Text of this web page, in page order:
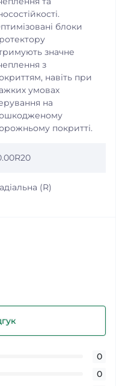
блоки
значне
з
навіть при
умовах
на
покритті.
(R)
0
0